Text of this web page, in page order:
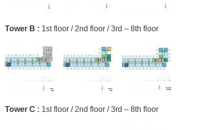
Tower B : 1st floor / 2nd floor / 3rd – 8th floor
Tower C : 1st floor / 2nd floor / 3rd – 8th floor